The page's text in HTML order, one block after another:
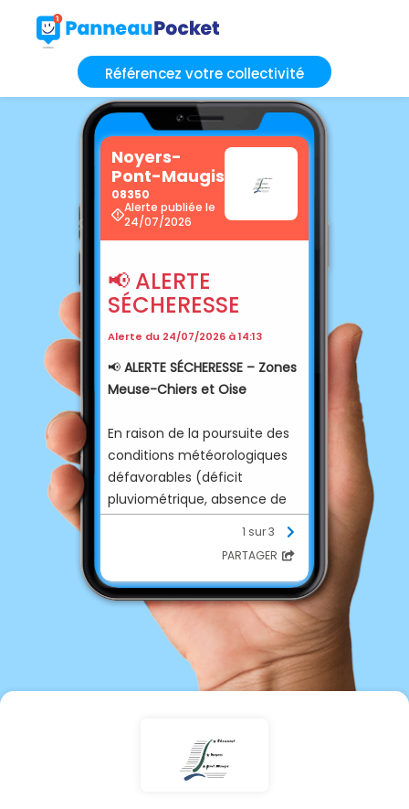
Référencez votre collectivité
Noyers-
Pont-Maugis
08350
Alerte publiée le
24/07/2026
📢 ALERTE
SÉCHERESSE
Alerte du 24/07/2026 à 14:13
📢 ALERTE SÉCHERESSE – Zones
Meuse-Chiers et Oise
En raison de la poursuite des
conditions météorologiques
défavorables (déficit
pluviométrique, absence de
précipitations et conditions
Meuse-
département des Ardennes
sont placées enniveau
ALERTE sécheresse
depuis le7
juillet 2026.
💧 Des restrictions d’usage de
l’ensemble des usagers
(particuliers, collectivités,
agriculteurs et
1 sur 3
PARTAGER